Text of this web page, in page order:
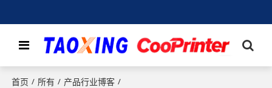
首页 / 所有 / 产品行业博客 /